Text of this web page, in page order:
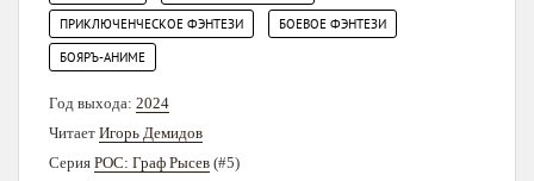
ПРИКЛЮЧЕНЧЕСКОЕ ФЭНТЕЗИ БОЕВОЕ ФЭНТЕЗИ
БОЯРЪ-АНИМЕ
Год выхода: 2024
Читает Игорь Демидов
Серия РОС: Граф Рысев (#5)